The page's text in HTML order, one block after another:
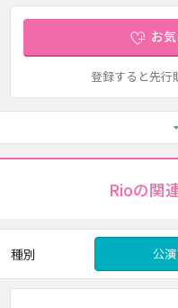
お
登録すると先行
Rioの関
種別 公演